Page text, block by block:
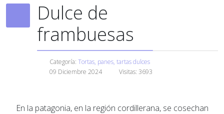
Dulce de
frambuesas
Categoría: Tortas, panes, tartas dulces
09 Diciembre 2024
Visitas: 3693
En la patagonia, en la región cordillerana, se cosechan